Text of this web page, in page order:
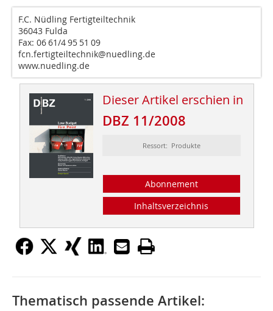
F.C. Nüdling Fertigteiltechnik
36043 Fulda
Fax: 06 61/4 95 51 09
fcn.fertigteiltechnik@nuedling.de
www.nuedling.de
Dieser Artikel erschien in
DBZ 11/2008
Ressort: Produkte
Abonnement
Inhaltsverzeichnis
Thematisch passende Artikel: